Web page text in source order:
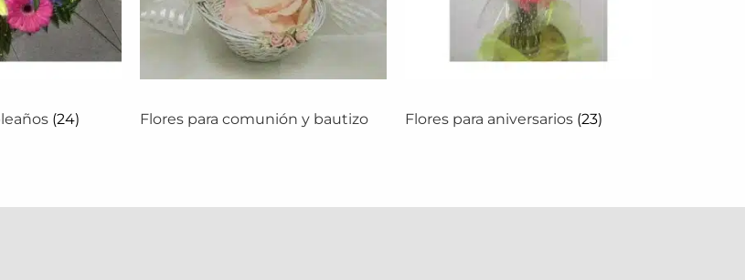
(24) Flores para comunión y bautizo Flores para aniversarios (23)